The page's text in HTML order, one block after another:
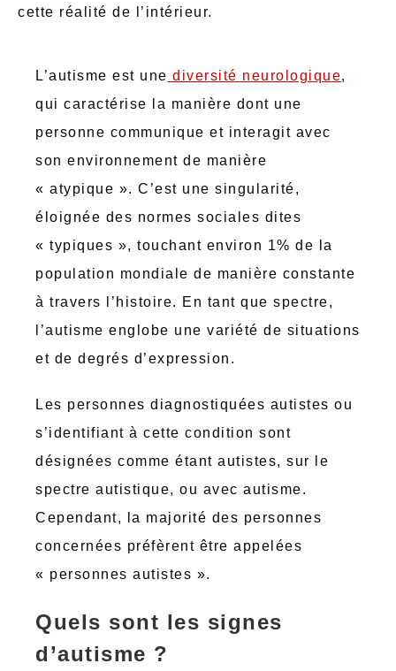
cette réalité de l’intérieur.
L’autisme est une diversité neurologique,
qui caractérise la manière dont une
personne communique et interagit avec
son environnement de manière
« atypique ». C’est une singularité,
éloignée des normes sociales dites
« typiques », touchant environ 1% de la
population mondiale de manière constante
à travers l’histoire. En tant que spectre,
l’autisme englobe une variété de situations
et de degrés d’expression.
Les personnes diagnostiquées autistes ou
s’identifiant à cette condition sont
désignées comme étant autistes, sur le
spectre autistique, ou avec autisme.
Cependant, la majorité des personnes
concernées préfèrent être appelées
« personnes autistes ».
Quels sont les signes
d’autisme ?